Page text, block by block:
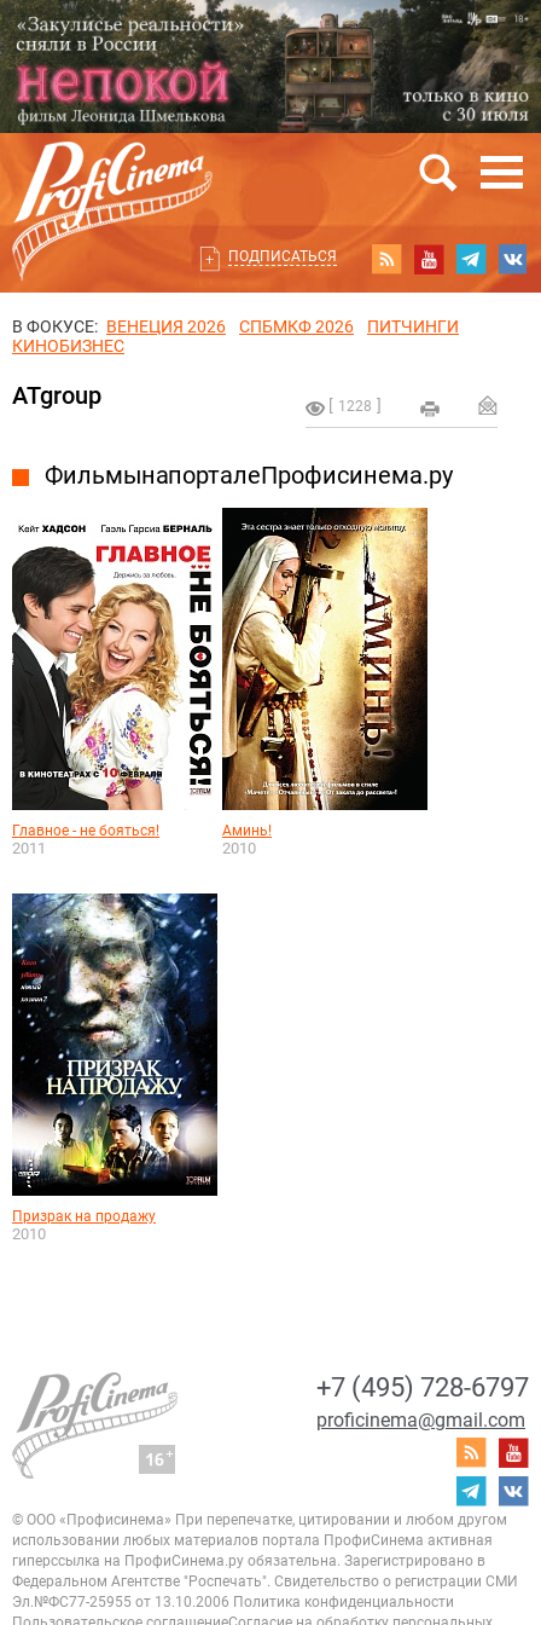
ПОДПИСАТЬСЯ
В ФОКУСЕ: ВЕНЕЦИЯ 2026 СПБМКФ 2026
ПИТЧИНГИ
КИНОБИЗНЕС
1228
ATgroup
Фильмы на портале Профисинема.ру
Главное - не бояться!
2011
Аминь!
2010
Призрак на продажу
2010
+7 (495) 728-6797
proficinema@gmail.com
© ООО «Профисинема» При перепечатке, цитировании и любом другом
использовании любых материалов портала ПрофиСинема активная
гиперссылка на ПрофиСинема.ру обязательна. Зарегистрировано в
Федеральном Агентстве "Роспечать". Свидетельство о регистрации СМИ
Эл.№ФС77-25955 от 13.10.2006 Политика конфиденциальности